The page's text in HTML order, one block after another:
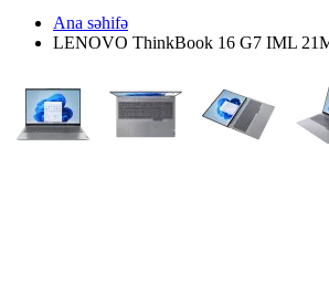
Ana səhifə
LENOVO ThinkBook 16 G7 IML